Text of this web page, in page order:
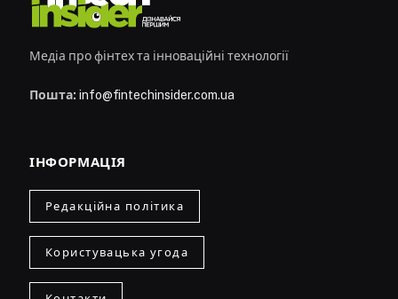
Медіа про фінтех та інноваційні технології
Пошта: info@fintechinsider.com.ua
ІНФОРМАЦІЯ
Редакційна політика
Користувацька угода